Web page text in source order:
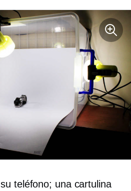
su teléfono; una cartulina